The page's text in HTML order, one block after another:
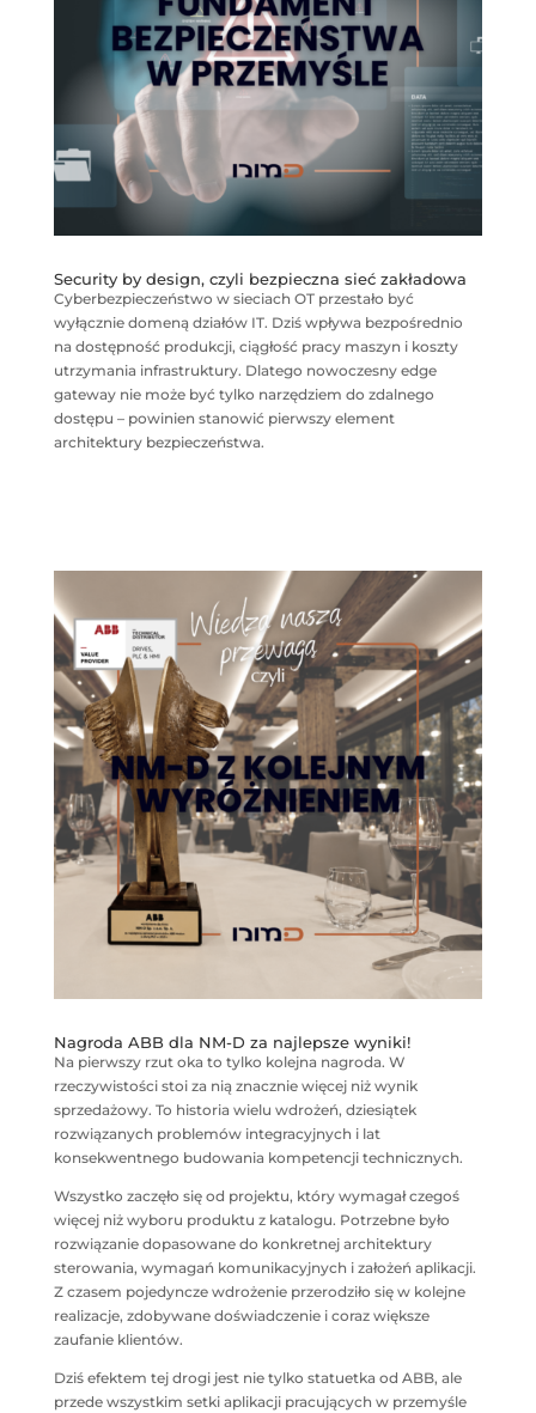
Security by design, czyli bezpieczna sieć zakładowa
Cyberbezpieczeństwo w sieciach OT przestało być
wyłącznie domeną działów IT. Dziś wpływa bezpośrednio
na dostępność produkcji, ciągłość pracy maszyn i koszty
utrzymania infrastruktury. Dlatego nowoczesny edge
gateway nie może być tylko narzędziem do zdalnego
dostępu – powinien stanowić pierwszy element
architektury bezpieczeństwa.
Nagroda ABB dla NM-D za najlepsze wyniki!
Na pierwszy rzut oka to tylko kolejna nagroda. W
rzeczywistości stoi za nią znacznie więcej niż wynik
sprzedażowy. To historia wielu wdrożeń, dziesiątek
rozwiązanych problemów integracyjnych i lat
konsekwentnego budowania kompetencji technicznych.
Wszystko zaczęło się od projektu, który wymagał czegoś
więcej niż wyboru produktu z katalogu. Potrzebne było
rozwiązanie dopasowane do konkretnej architektury
sterowania, wymagań komunikacyjnych i założeń aplikacji.
Z czasem pojedyncze wdrożenie przerodziło się w kolejne
realizacje, zdobywane doświadczenie i coraz większe
zaufanie klientów.
Dziś efektem tej drogi jest nie tylko statuetka od ABB, ale
przede wszystkim setki aplikacji pracujących w przemyśle